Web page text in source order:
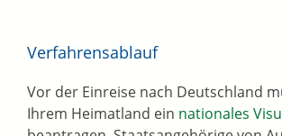
Verfahrensablauf
Vor der Einreise nach Deutschland
Ihrem Heimatland ein nationales